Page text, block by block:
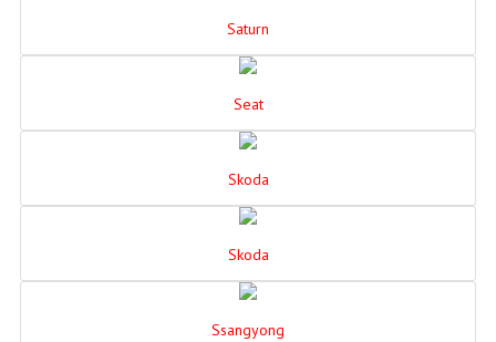
Saturn
Seat
Skoda
Skoda
Ssangyong